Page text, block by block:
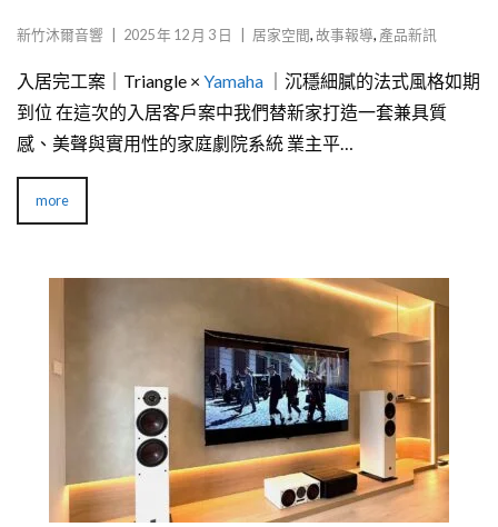
新竹沐爾音響 2025 年 12 月 3 日 居家空間,故事報導, 產品新訊
入居完工案｜Triangle × Yamaha ｜沉穩細膩的法式風格如期
到位 在這次的入居客戶案中我們替新家打造一套兼具質
感、美聲與實用性的家庭劇院系統 業主平…
more